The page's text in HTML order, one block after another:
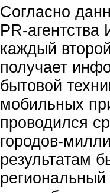
Согласно
PR-
каждый
получает
бытовой
мобильных
проводился
городов-
результатам